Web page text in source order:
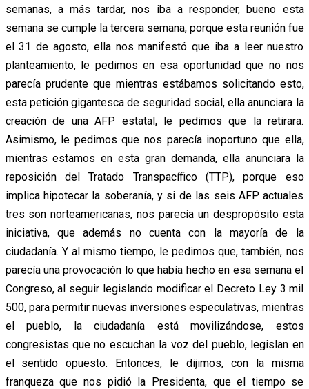
semanas, a más tardar, nos iba a responder, bueno esta
semana se cumple la tercera semana, porque esta reunión fue
el 31 de agosto, ella nos manifestó que iba a leer nuestro
planteamiento, le pedimos en esa oportunidad que no nos
parecía prudente que mientras estábamos solicitando esto,
esta petición gigantesca de seguridad social, ella anunciara la
creación de una AFP estatal, le pedimos que la retirara.
Asimismo, le pedimos que nos parecía inoportuno que ella,
mientras estamos en esta gran demanda, ella anunciara la
reposición del Tratado Transpacífico (TTP), porque eso
implica hipotecar la soberanía, y si de las seis AFP actuales
tres son norteamericanas, nos parecía un despropósito esta
iniciativa, que además no cuenta con la mayoría de la
ciudadanía. Y al mismo tiempo, le pedimos que, también, nos
parecía una provocación lo que había hecho en esa semana el
Congreso, al seguir legislando modificar el Decreto Ley 3 mil
500, para permitir nuevas inversiones especulativas, mientras
el pueblo, la ciudadanía está movilizándose, estos
congresistas que no escuchan la voz del pueblo, legislan en
el sentido opuesto. Entonces, le dijimos, con la misma
franqueza que nos pidió la Presidenta, que el tiempo se